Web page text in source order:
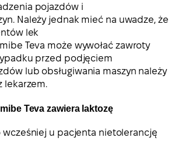
pojazdów i
Należy jednak mieć na uwadze, że
lek
Teva może wywołać zawroty
przed podjęciem
lub obsługiwania maszyn należy
lekarzem.
Teva zawiera laktozę
wcześniej u pacjenta nietolerancję